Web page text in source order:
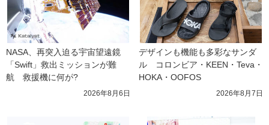
NASA、再突入迫る宇宙望遠鏡
「Swift」救出ミッションが難
航　救援機に何が?
2026年8月6日
デザインも機能も多彩なサンダ
ル　コロンビア・KEEN・Teva・
HOKA・OOFOS
2026年8月7日